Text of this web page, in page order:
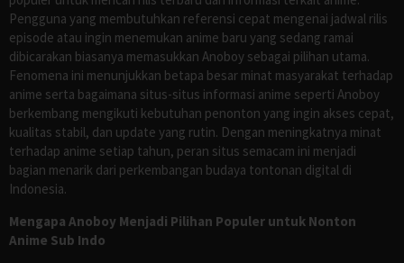
Pengguna yang membutuhkan referensi cepat mengenai jadwal rilis
episode atau ingin menemukan anime baru yang sedang ramai
dibicarakan biasanya memasukkan Anoboy sebagai pilihan utama.
Fenomena ini menunjukkan betapa besar minat masyarakat terhadap
anime serta bagaimana situs-situs informasi anime seperti Anoboy
berkembang mengikuti kebutuhan penonton yang ingin akses cepat,
kualitas stabil, dan update yang rutin. Dengan meningkatnya minat
terhadap anime setiap tahun, peran situs semacam ini menjadi
bagian menarik dari perkembangan budaya tontonan digital di
Indonesia.
Mengapa Anoboy Menjadi Pilihan Populer untuk Nonton
Anime Sub Indo